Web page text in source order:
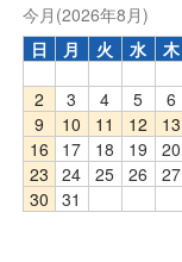
今月(2026年8月)
日
月 火 水 木
2
3 4 5 6
9
10 11 12 13
16
17 18 19 20
23
24 25 26 27
30
31